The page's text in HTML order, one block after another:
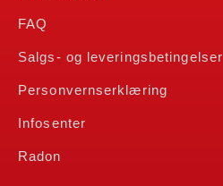
FAQ
Salgs- og leveringsbetingelser
Personvernserklæring
Infosenter
Radon